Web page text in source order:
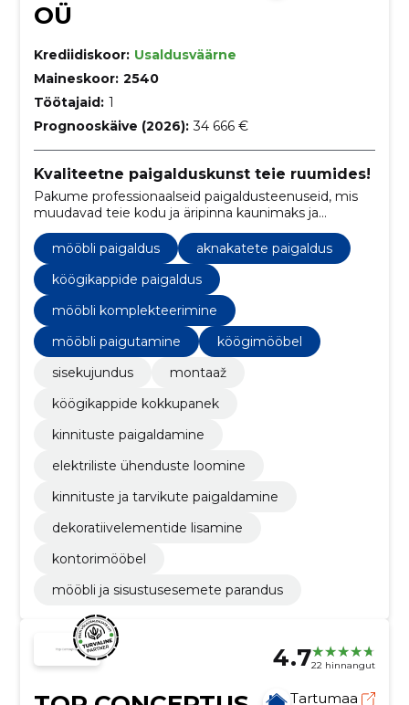
OÜ
Krediidiskoor: Usaldusväärne
Maineskoor: 2540
Töötajaid: 1
Prognooskäive (2026): 34 666 €
Kvaliteetne paigalduskunst teie ruumides!
Pakume professionaalseid paigaldusteenuseid, mis
muudavad teie kodu ja äripinna kaunimaks ja
funktsionaalsemaks.
mööbli paigaldus
aknakatete paigaldus
köögikappide paigaldus
mööbli komplekteerimine
mööbli paigutamine
köögimööbel
sisekujundus
montaaž
köögikappide kokkupanek
kinnituste paigaldamine
elektriliste ühenduste loomine
kinnituste ja tarvikute paigaldamine
dekoratiivelementide lisamine
kontorimööbel
mööbli ja sisustusesemete parandus
4.722 hinnangut
Tartumaa